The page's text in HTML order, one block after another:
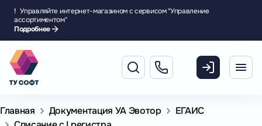
! Управляйте интернет-магазином с сервисом "Управление
ассортиментом"
Подробнее
Главная Документация УА Эвотор
ЕГАИС